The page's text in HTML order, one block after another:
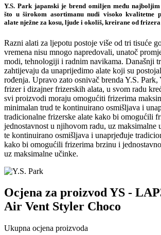
Y.S. Park japanski je brend omiljen među
što u širokom asortimanu nudi visoko kvalitetne
alate nježne za kosu, ljude i okoliš, kreirane od
Razni alati za ljepotu postoje više od tri tisuće
vremena nisu mnogo napredovali, unatoč
modi, tehnologiji i radnim navikama. Današnji
zahtijevaju da unaprijedimo alate koji su
rođenja. Upravo zato osnivač brenda Y.S. Park,
frizer i dizajner frizerskih alata, u svom radu
svi proizvodi moraju omogućiti frizerima
minimalan trud te kontinuirano osmišljava i
tradicionalne frizerske alate kako bi omogućili
jednostavnost u njihovom radu, uz maksimalne
te kontinuirano osmišljava i unaprjeđuje
kako bi omogućili frizerima brzinu i
uz maksimalne učinke.
Ocjena za proizvodYS -
Air Vent Styler Choco
Ukupna ocjena proizvoda